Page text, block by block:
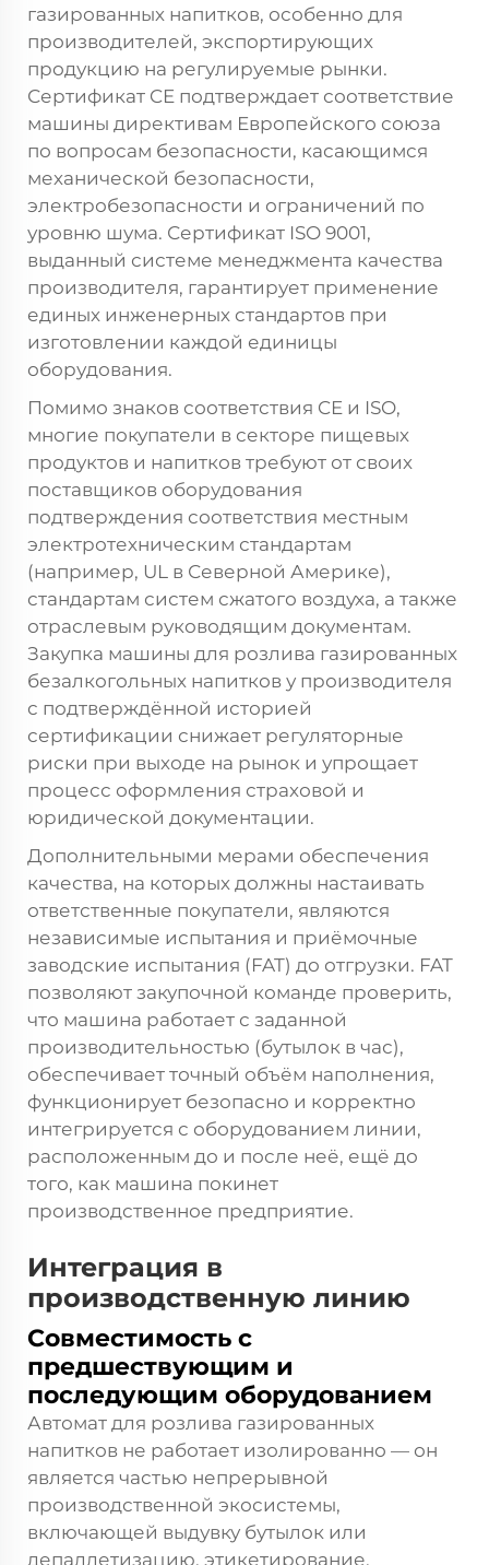
газированных напитков, особенно для
производителей, экспортирующих
продукцию на регулируемые рынки.
Сертификат CE подтверждает соответствие
машины директивам Европейского союза
по вопросам безопасности, касающимся
механической безопасности,
электробезопасности и ограничений по
уровню шума. Сертификат ISO 9001,
выданный системе менеджмента качества
производителя, гарантирует применение
единых инженерных стандартов при
изготовлении каждой единицы
оборудования.
Помимо знаков соответствия CE и ISO,
многие покупатели в секторе пищевых
продуктов и напитков требуют от своих
поставщиков оборудования
подтверждения соответствия местным
электротехническим стандартам
(например, UL в Северной Америке),
стандартам систем сжатого воздуха, а также
отраслевым руководящим документам.
Закупка машины для розлива газированных
безалкогольных напитков у производителя
с подтверждённой историей
сертификации снижает регуляторные
риски при выходе на рынок и упрощает
процесс оформления страховой и
юридической документации.
Дополнительными мерами обеспечения
качества, на которых должны настаивать
ответственные покупатели, являются
независимые испытания и приёмочные
заводские испытания (FAT) до отгрузки. FAT
позволяют закупочной команде проверить,
что машина работает с заданной
производительностью (бутылок в час),
обеспечивает точный объём наполнения,
функционирует безопасно и корректно
интегрируется с оборудованием линии,
расположенным до и после неё, ещё до
того, как машина покинет
производственное предприятие.
Интеграция в
производственную линию
Совместимость с
предшествующим и
последующим оборудованием
Автомат для розлива газированных
напитков не работает изолированно — он
является частью непрерывной
производственной экосистемы,
включающей выдувку бутылок или
депаллетизацию, этикетирование,